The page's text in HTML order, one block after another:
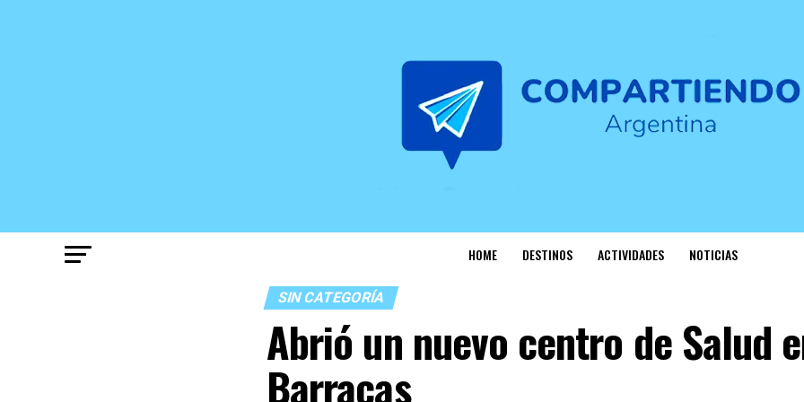
HOME DESTINOS ACTIVIDADES NOTICIAS
SIN CATEGORÍA
Abrió un nuevo centro de Salud
Barracas